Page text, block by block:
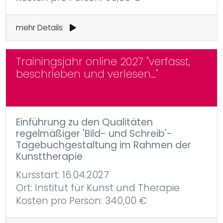
mehr Details
Trainingsjahr online 2027 "verfasst,
beschrieben und verlesen…"
Einführung zu den Qualitäten
regelmäßiger 'Bild- und Schreib'-
Tagebuchgestaltung im Rahmen der
Kunsttherapie
Kursstart: 16.04.2027
Ort: Institut für Kunst und Therapie
Kosten pro Person: 340,00 €